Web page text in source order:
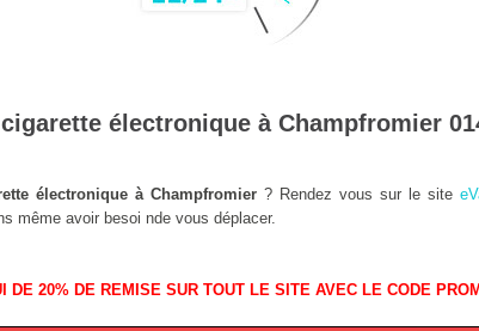
électronique à Champfromier
électronique à Champfromier? Rendez vous sur le site
même avoir besoi nde vous déplacer.
DE 20% DE REMISE SUR TOUT LE SITE AVEC LE CODE